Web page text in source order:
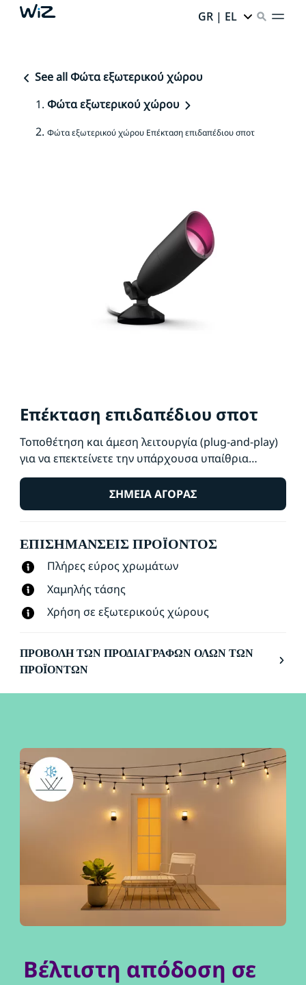
GR | EL
See all Φώτα εξωτερικού χώρου
Φώτα εξωτερικού χώρου
Φώτα εξωτερικού χώρου Επέκταση επιδαπέδιου σποτ
Επέκταση επιδαπέδιου σποτ
Τοποθέτηση και άμεση λειτουργία (plug-and-play)
για να επεκτείνετε την υπάρχουσα υπαίθρια
εγκατάσταση του WiZ. Τα φωτιστικά χαμηλής
τάσης εγκαθίστανται εύκολα και με ασφάλεια.
Τακτοποιήστε και αναδιατάξτε όπως θέλετε χωρίς
υπάρχον Wi-Fi για να ελέγχετε τα φώτα με τη φωνή
ΣΗΜΕΊΑ ΑΓΟΡΆΣ
ΕΠΙΣΗΜΆΝΣΕΙΣ ΠΡΟΪΌΝΤΟΣ
Πλήρες εύρος χρωμάτων
Χαμηλής τάσης
Χρήση σε εξωτερικούς χώρους
ΠΡΟΒΟΛΉ ΤΩΝ ΠΡΟΔΙΑΓΡΑΦΏΝ ΌΛΩΝ ΤΩΝ
ΠΡΟΪΌΝΤΩΝ
Βέλτιστη απόδοση σε